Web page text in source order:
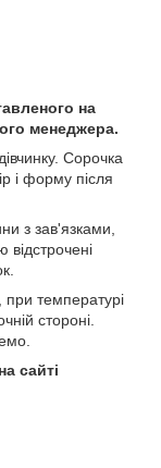
на
менеджера.
Сорочка
і форму після
з зав'язками,
температурі
стороні.
сайті